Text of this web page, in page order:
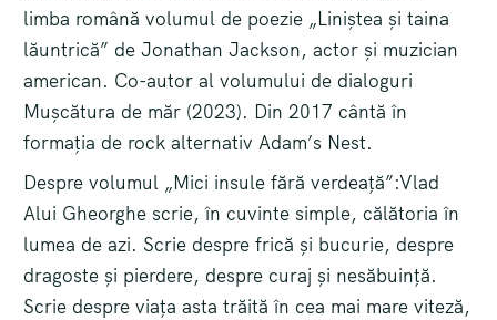
limba română volumul de poezie „Liniștea și taina
lăuntrică” de Jonathan Jackson, actor și muzician
american. Co-autor al volumului de dialoguri
Mușcătura de măr (2023). Din 2017 cântă în
formația de rock alternativ Adam’s Nest.
Despre volumul „Mici insule fără verdeață”:Vlad
Alui Gheorghe scrie, în cuvinte simple, călătoria în
lumea de azi. Scrie despre frică și bucurie, despre
dragoste și pierdere, despre curaj și nesăbuință.
Scrie despre viața asta trăită în cea mai mare viteză,